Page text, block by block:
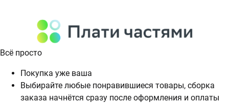
Всё просто
Покупка уже ваша
Выбирайте любые понравившиеся товары, сборка
заказа начнётся сразу после оформления и оплаты